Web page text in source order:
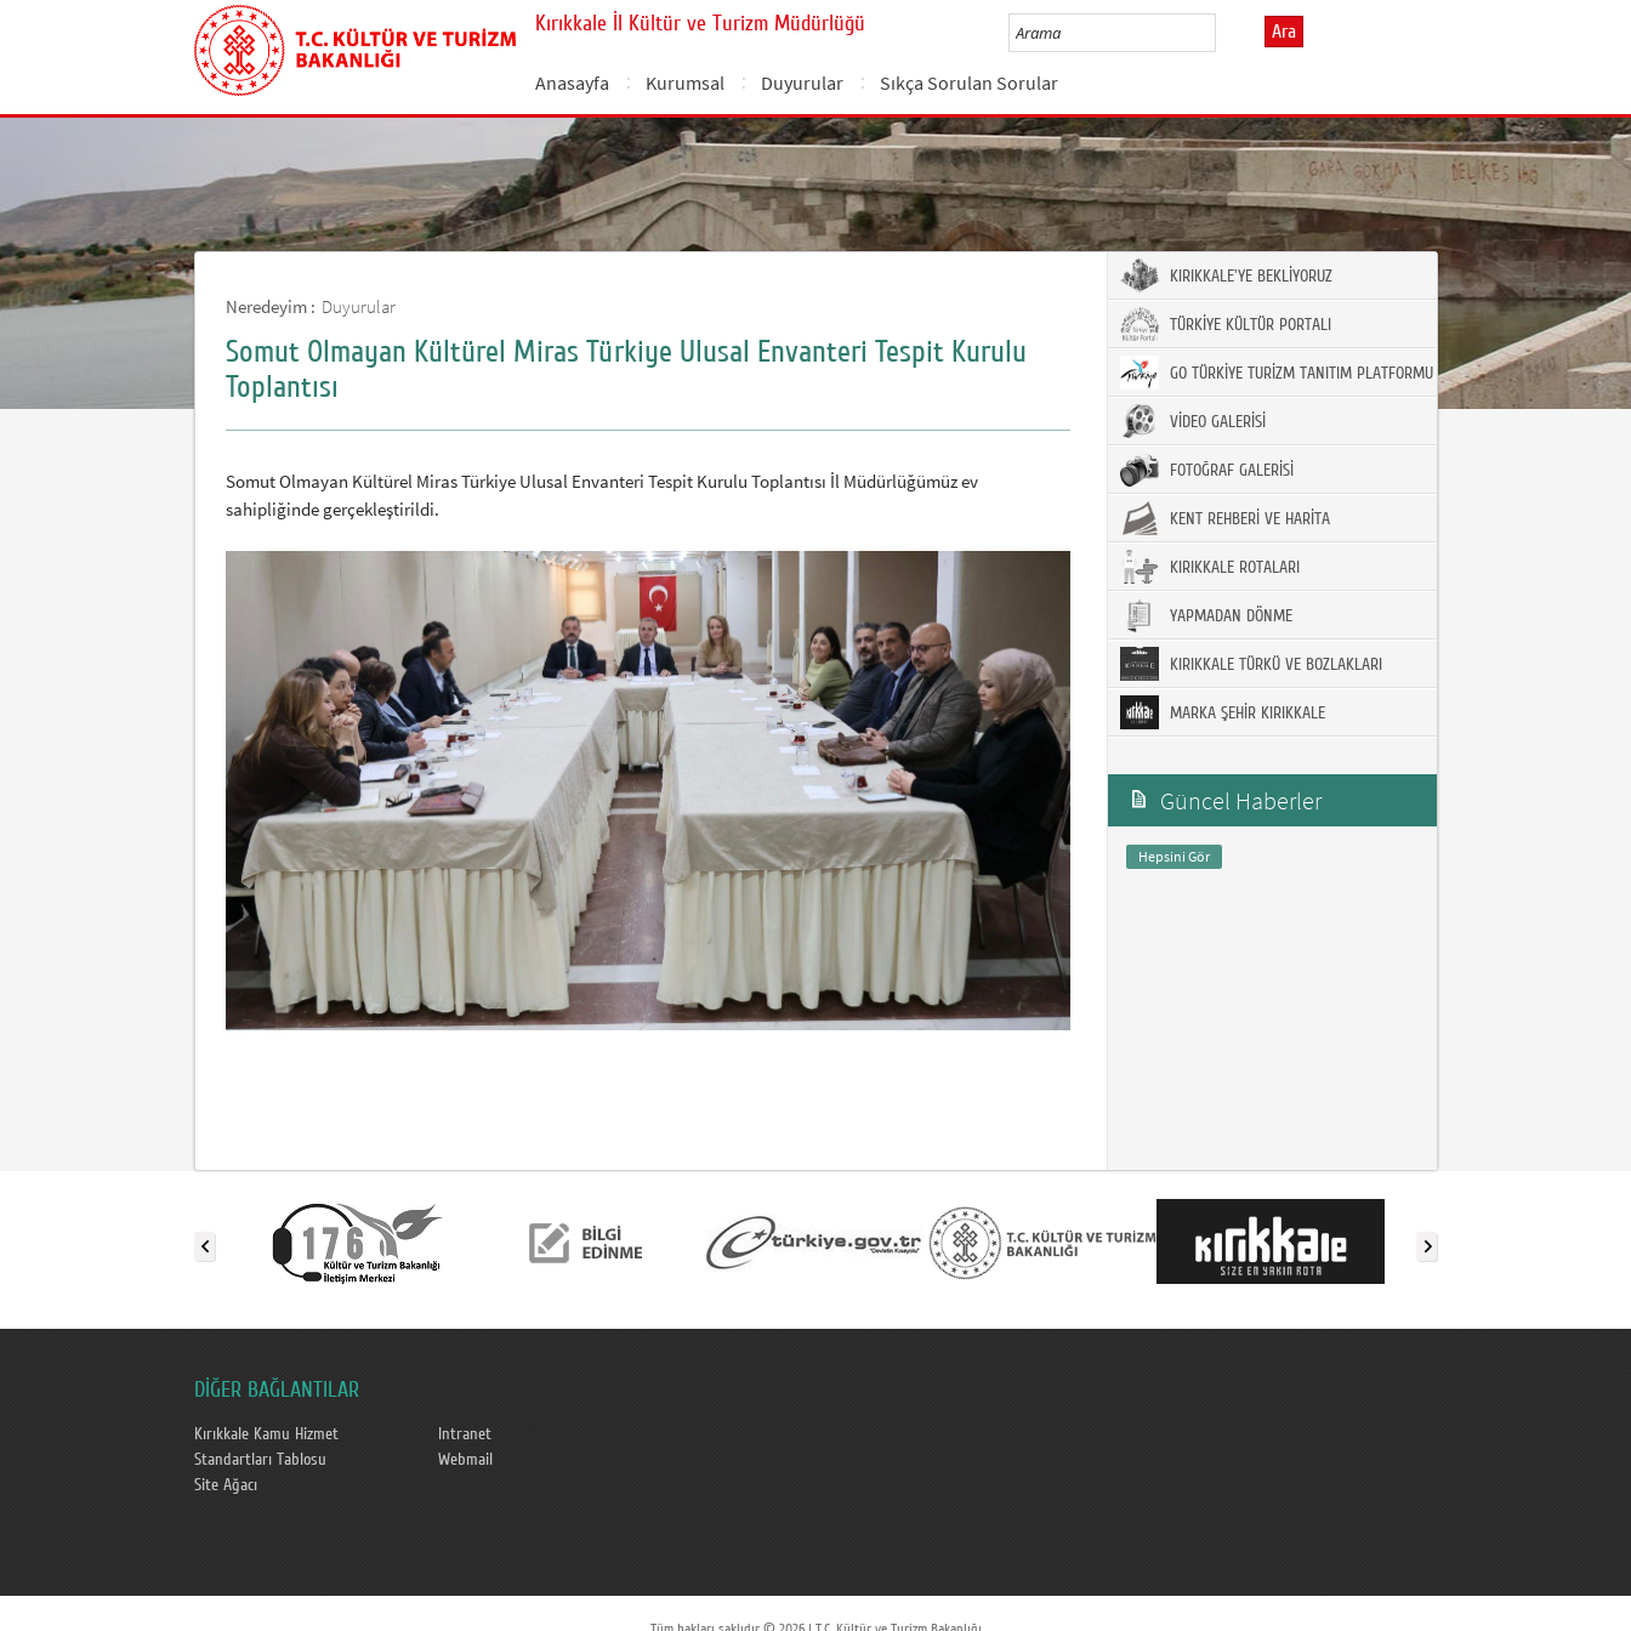
Kırıkkale İl Kültür ve Turizm Müdürlüğü Ara
Anasayfa Kurumsal Duyurular Sıkça Sorulan Sorular
Neredeyim : Duyurular
Somut Olmayan Kültürel Miras Türkiye Ulusal Envanteri Tespit Kurulu
Toplantısı
Somut Olmayan Kültürel Miras Türkiye Ulusal Envanteri Tespit Kurulu Toplantısı İl Müdürlüğümüz ev
sahipliğinde gerçekleştirildi.
KIRIKKALE'YE BEKLİYORUZ
TÜRKİYE KÜLTÜR PORTALI
GO TÜRKİYE TURİZM TANITIM PLATFORMU
VİDEO GALERİSİ
FOTOĞRAF GALERİSİ
KENT REHBERİ VE HARİTA
KIRIKKALE ROTALARI
YAPMADAN DÖNME
KIRIKKALE TÜRKÜ VE BOZLAKLARI
MARKA ŞEHİR KIRIKKALE
Güncel Haberler
Hepsini Gör
DİĞER BAĞLANTILAR
Kırıkkale Kamu Hizmet
Standartları Tablosu
Intranet
Webmail
Site Ağacı